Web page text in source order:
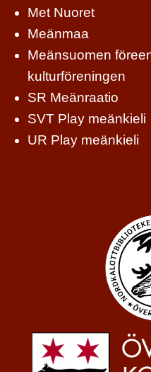
Met Nuoret
Meänmaa
Meänsuomen
kulturföreningen
SR Meänraatio
SVT Play meänkieli
UR Play meänkieli